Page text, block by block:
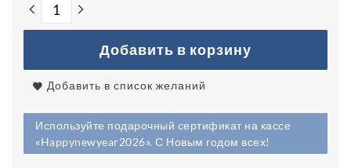
Добавить в корзину
Добавить в список желаний
Используйте подарочный сертификат на кассе
«Happynewyear2026». С Новым годом всех!